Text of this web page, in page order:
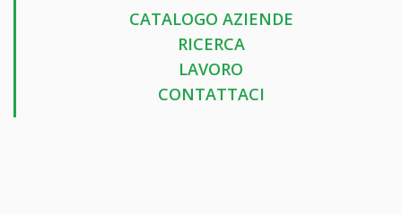
CATALOGO AZIENDE
RICERCA
LAVORO
CONTATTACI